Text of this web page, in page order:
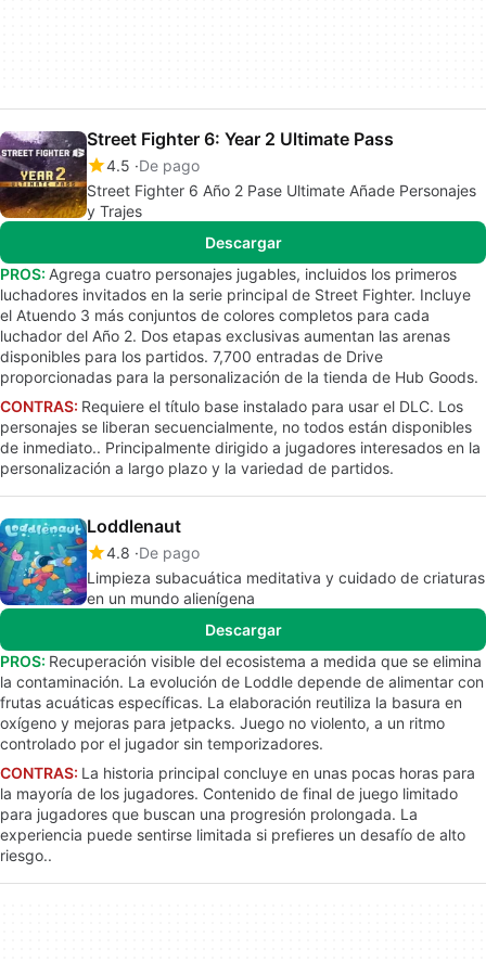
Street Fighter 6: Year 2 Ultimate Pass
4.5 De pago
Street Fighter 6 Año 2 Pase Ultimate Añade Personajes
y Trajes
Descargar
PROS: Agrega cuatro personajes jugables, incluidos los primeros
luchadores invitados en la serie principal de Street Fighter. Incluye
el Atuendo 3 más conjuntos de colores completos para cada
luchador del Año 2. Dos etapas exclusivas aumentan las arenas
disponibles para los partidos. 7,700 entradas de Drive
proporcionadas para la personalización de la tienda de Hub Goods.
CONTRAS: Requiere el título base instalado para usar el DLC. Los
personajes se liberan secuencialmente, no todos están disponibles
de inmediato.. Principalmente dirigido a jugadores interesados en la
personalización a largo plazo y la variedad de partidos.
Loddlenaut
4.8 De pago
Limpieza subacuática meditativa y cuidado de criaturas
en un mundo alienígena
Descargar
PROS: Recuperación visible del ecosistema a medida que se elimina
la contaminación. La evolución de Loddle depende de alimentar con
frutas acuáticas específicas. La elaboración reutiliza la basura en
oxígeno y mejoras para jetpacks. Juego no violento, a un ritmo
controlado por el jugador sin temporizadores.
CONTRAS: La historia principal concluye en unas pocas horas para
la mayoría de los jugadores. Contenido de final de juego limitado
para jugadores que buscan una progresión prolongada. La
experiencia puede sentirse limitada si prefieres un desafío de alto
riesgo..